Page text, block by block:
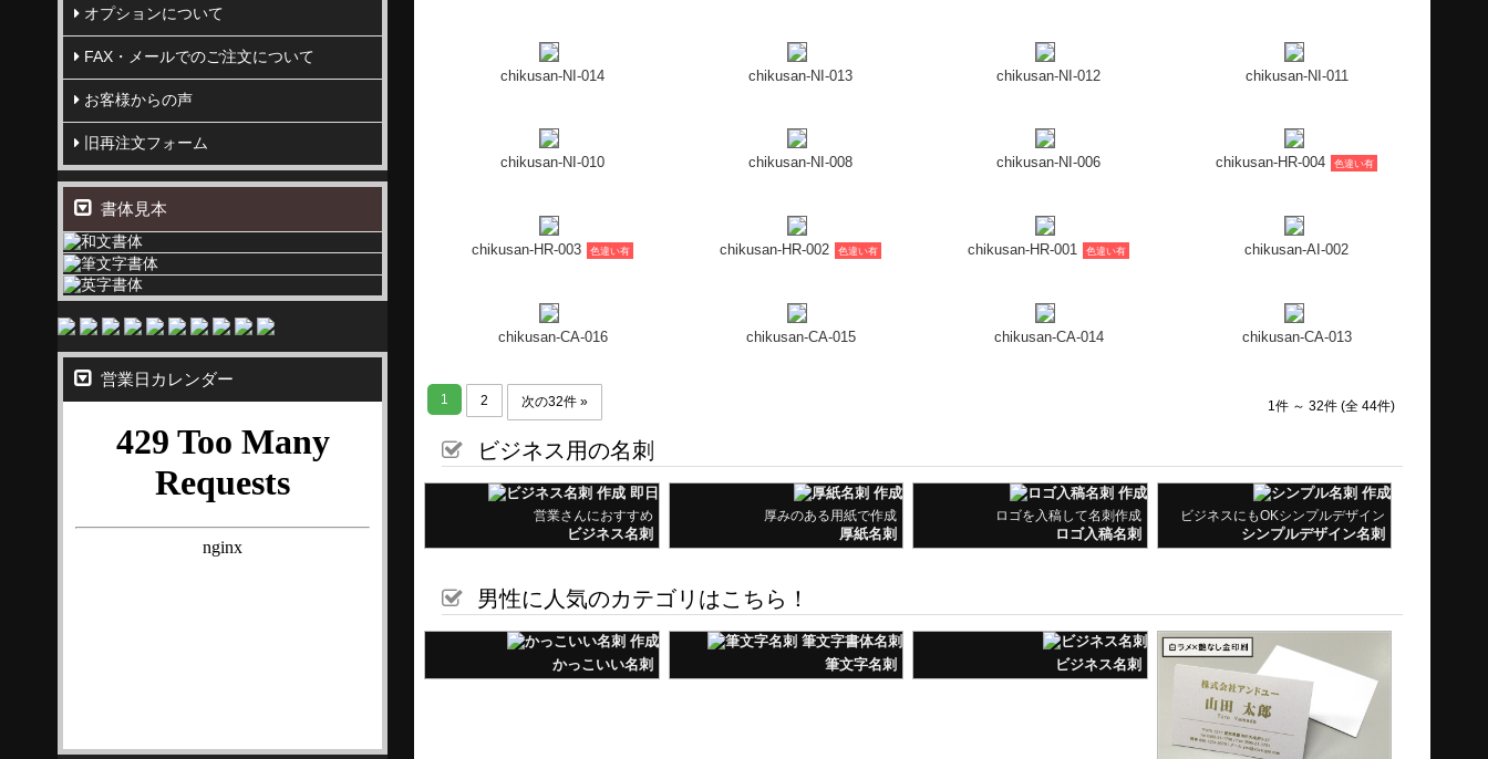
chikusan-NI-014 chikusan-NI-013 chikusan-NI-012 chikusan-NI-011
chikusan-NI-010 chikusan-NI-008 chikusan-NI-006 chikusan-HR-004 色違い有
chikusan-HR-003 色違い有 chikusan-HR-002 色違い有 chikusan-HR-001 色違い有 chikusan-AI-002
chikusan-CA-016 chikusan-CA-015 chikusan-CA-014 chikusan-CA-013
1 2 次の32件 » 1件 ～ 32件 (全 44件)
ビジネス用の名刺
営業さんにおすすめ
ビジネス名刺
厚みのある用紙で作成
厚紙名刺
ロゴを入稿して名刺作成
ロゴ入稿名刺
ビジネスにもOKシンプルデザイン
シンプルデザイン名刺
男性に人気のカテゴリはこちら！
かっこいい名刺 筆文字名刺 ビジネス名刺
オプションについて
FAX・メールでのご注文について
お客様からの声
旧再注文フォーム
書体見本
営業日カレンダー